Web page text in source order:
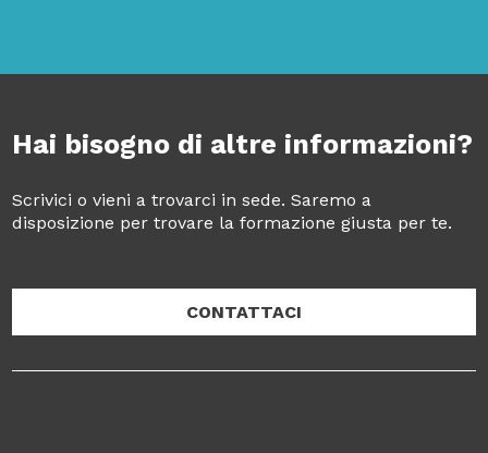
Hai bisogno di altre informazioni?
Scrivici o vieni a trovarci in sede. Saremo a
disposizione per trovare la formazione giusta per te.
CONTATTACI